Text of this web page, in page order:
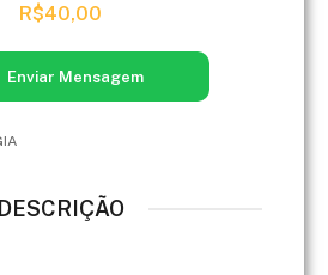
R$40,00
Enviar Mensagem
DESCRIÇÃO